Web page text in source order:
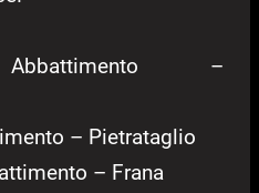
–
– Pietrataglio
– Frana